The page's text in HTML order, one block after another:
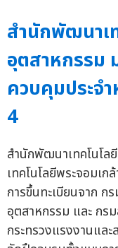
สำนักพัฒนาเ
อุตสาหกรรม
ควบคุมประจ
4
สำนักพัฒนาเทคโนโล
เทคโนโลยีพระจอมเ
การขึ้นทะเบียนจาก ก
อุตสาหกรรม และ กร
กระทรวงแรงงานแล